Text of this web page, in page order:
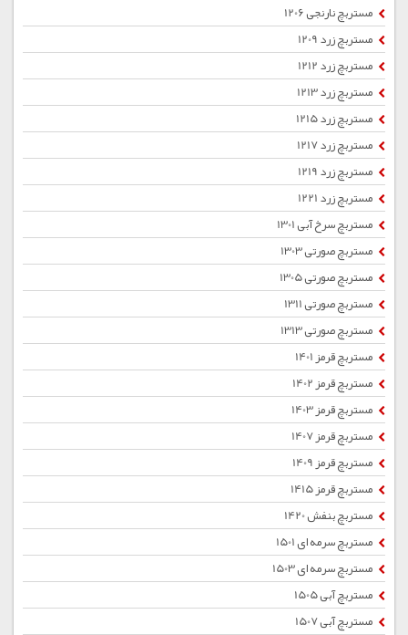
مستربچ نارنجی 1206
مستربچ زرد 1209
مستربچ زرد 1212
مستربچ زرد 1213
مستربچ زرد 1215
مستربچ زرد 1217
مستربچ زرد 1219
مستربچ زرد 1221
مستربچ سرخ آبی 1301
مستربچ صورتی 1303
مستربچ صورتی 1305
مستربچ صورتی 1311
مستربچ صورتی 1313
مستربچ قرمز 1401
مستربچ قرمز 1402
مستربچ قرمز 1403
مستربچ قرمز 1407
مستربچ قرمز 1409
مستربچ قرمز 1415
مستربچ بنفش 1420
مستربچ سرمه ای 1501
مستربچ سرمه ای 1503
مستربچ آبی 1505
مستربچ آبی 1507